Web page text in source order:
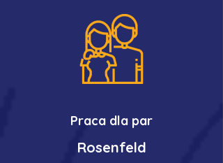
Praca dla par
Rosenfeld